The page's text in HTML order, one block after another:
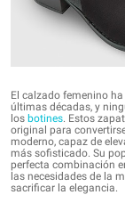
El calzado femenino
últimas décadas, y
los botines . Estos
original para
moderno, capaz de
más sofisticado. Su
perfecta combinación
las necesidades de la
sacrificar la elegancia.